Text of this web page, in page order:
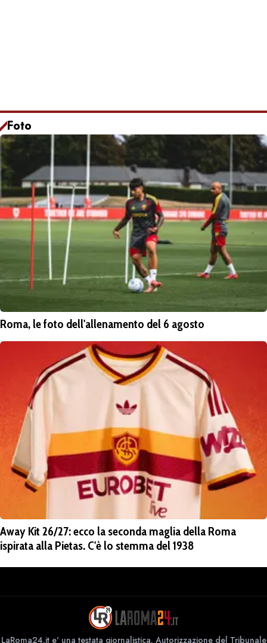
Foto
Roma, le foto dell'allenamento del 6 agosto
Away Kit 26/27: ecco la seconda maglia della Roma
ispirata alla Pietas. C'è lo stemma del 1938
LaRoma24.it e' una testata giornalistica. Autorizzazione del Tribunale